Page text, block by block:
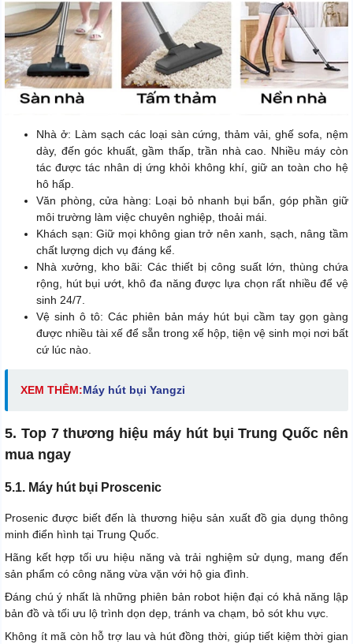
Nhà ở: Làm sạch các loại sàn cứng, thảm vải, ghế sofa, nệm
dày, đến góc khuất, gầm thấp, trần nhà cao. Nhiều máy còn
tác được tác nhân dị ứng khỏi không khí, giữ an toàn cho hệ
hô hấp.
Văn phòng, cửa hàng: Loại bỏ nhanh bụi bẩn, góp phần giữ
môi trường làm việc chuyên nghiệp, thoải mái.
Khách sạn: Giữ mọi không gian trở nên xanh, sạch, nâng tầm
chất lượng dịch vụ đáng kể.
Nhà xưởng, kho bãi: Các thiết bị công suất lớn, thùng chứa
rộng, hút bụi ướt, khô đa năng được lựa chọn rất nhiều để vệ
sinh 24/7.
Vệ sinh ô tô: Các phiên bản máy hút bụi cầm tay gọn gàng
được nhiều tài xế để sẵn trong xế hộp, tiện vệ sinh mọi nơi bất
cứ lúc nào.
XEM THÊM:Máy hút bụi Yangzi
5. Top 7 thương hiệu máy hút bụi Trung Quốc nên
mua ngay
5.1. Máy hút bụi Proscenic
Prosenic được biết đến là thương hiệu sản xuất đồ gia dụng thông
minh điển hình tại Trung Quốc.
Hãng kết hợp tối ưu hiệu năng và trải nghiệm sử dụng, mang đến
sản phẩm có công năng vừa vặn với hộ gia đình.
Đáng chú ý nhất là những phiên bản robot hiện đại có khả năng lập
bản đồ và tối ưu lộ trình dọn dẹp, tránh va chạm, bỏ sót khu vực.
Không ít mã còn hỗ trợ lau và hút đồng thời, giúp tiết kiệm thời gian